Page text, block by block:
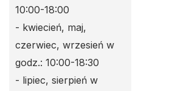
10:00-18:00
- kwiecień, maj,
czerwiec, wrzesień w
godz.: 10:00-18:30
- lipiec, sierpień w